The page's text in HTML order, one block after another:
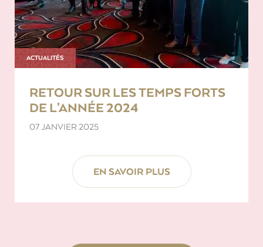
ACTUALITÉS
RETOUR SUR LES TEMPS FORTS
DE L’ANNÉE 2024
07 JANVIER 2025
EN SAVOIR PLUS